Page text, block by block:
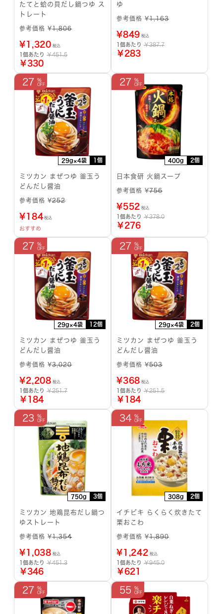
たてと蛤の貝だし鍋つゆ ス
トレート
参考価格 ¥1,806
¥1,320 税込
1個あたり￥451.5
￥330
ゆ
参考価格 ¥1,163
¥849 税込
1個あたり ￥387.7
￥283
29g×4袋 1個
27
ミツカン まぜつゆ 釜玉う
どんだし醤油
参考価格 ¥252
¥184 税込
おすすめ
400g 2個
27
日本食研 火鍋スープ
参考価格 ¥756
¥552 税込
1個あたり ￥378.0
￥276
29g×4袋 12個
27
ミツカン まぜつゆ 釜玉う
どんだし醤油
参考価格 ¥3,020
¥2,208 税込
1個あたり￥251.7
￥184
29g×4袋 2個
27
ミツカン まぜつゆ 釜玉う
どんだし醤油
参考価格 ¥503
¥368 税込
1個あたり ￥251.5
￥184
750g 3個
23
ミツカン 地鶏昆布だし鍋つ
ゆストレート
参考価格 ¥1,354
¥1,038 税込
1個あたり￥451.3
￥346
308g 2個
34
イチビキ らくらく炊きたて
栗おこわ
参考価格 ¥1,890
¥1,242 税込
1個あたり ￥945.0
￥621
27 55